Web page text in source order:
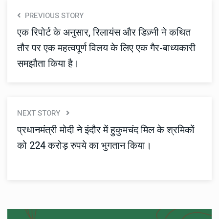
PREVIOUS STORY
एक रिपोर्ट के अनुसार, रिलायंस और डिज़्नी ने कथित
तौर पर एक महत्वपूर्ण विलय के लिए एक गैर-बाध्यकारी
समझौता किया है।
NEXT STORY
प्रधानमंत्री मोदी ने इंदौर में हुकुमचंद मिल के श्रमिकों
को 224 करोड़ रुपये का भुगतान किया।